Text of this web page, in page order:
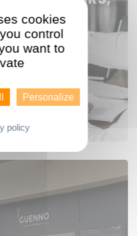
offres
cookies
control
want to
Personalize
policy